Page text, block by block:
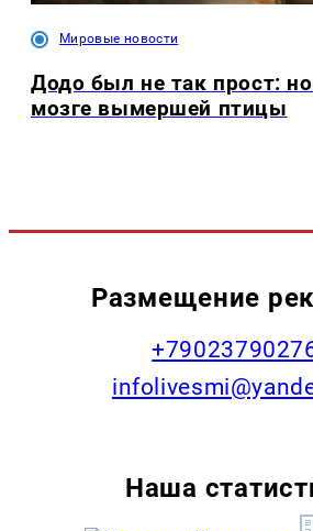
Мировые новости
Додо был не так прост:
мозге вымершей птицы
Размещение
Наша